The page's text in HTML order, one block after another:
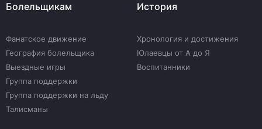
Болельщикам
Фанатское движение
География болельщика
Выездные игры
Группа поддержки
Группа поддержки на льду
Талисманы
История
Хронология и достижения
Юлаевцы от А до Я
Воспитанники